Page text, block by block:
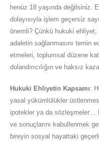
henüz 18 yaşında değilsiniz.
dolayısıyla işlem geçersiz
önemli? Çünkü hukuki ehliyet,
adaletin sağlanmasını temin
etmeleri, toplumsal düzene
dolandırıcılığın ve haksız
Hukuki Ehliyetin Kapsamı:
yasal yükümlülükler
ipotekler ya da sözleşmeler…
ve sonuçlarını kabullenmek
bireyin sosyal hayattaki